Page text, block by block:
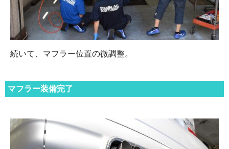
続いて、マフラー位置の微調整。
マフラー装備完了